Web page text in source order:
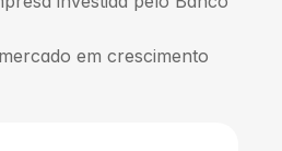
em crescimento